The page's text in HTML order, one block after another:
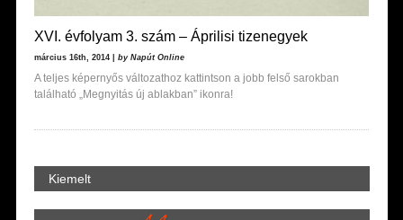
XVI. évfolyam 3. szám – Áprilisi tizenegyek
március 16th, 2014 | by Napút Online
A teljes képernyős változathoz kattintson a jobb felső sarokban
található „Megnyitás új ablakban” ikonra!
Kiemelt